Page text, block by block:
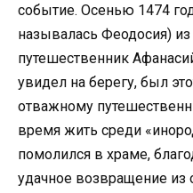
событие. Осенью 1474
называлась Феодосия)
путешественник
увидел на берегу, был
отважному
время жить среди
помолился в храме,
удачное возвращение из